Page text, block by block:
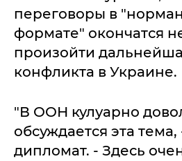
переговоры в
формате" окончатся
произойти
конфликта в Украине.
"В ООН кулуарно
обсуждается эта тема,
дипломат. - Здесь